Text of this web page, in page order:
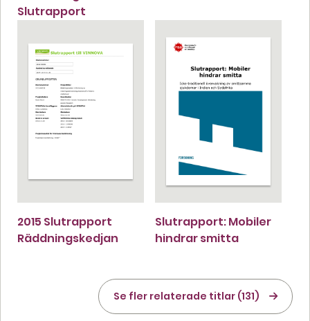
Slutrapport
2015 Slutrapport
Räddningskedjan
Slutrapport: Mobiler
hindrar smitta
Se fler relaterade titlar (131)